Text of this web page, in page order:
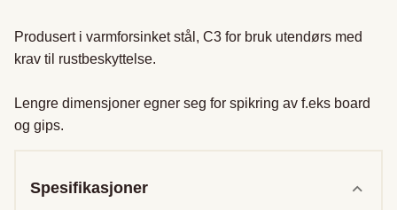
Produsert i varmforsinket stål, C3 for bruk utendørs med
krav til rustbeskyttelse.
Lengre dimensjoner egner seg for spikring av f.eks board
og gips.
Spesifikasjoner